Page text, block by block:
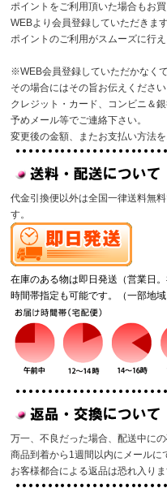
ポイントをご利用頂いた場合もお
WEBより会員登録していただきま
ポイントのご利用がスムーズに行
※WEB会員登録していただかなく
その場合にはその旨お伝えくださ
クレジット・カード、コンビニ＆
予めメール等でご連絡下さい。
変更後の金額、またお支払い方法
代金引換便以外は全国一律送料無
す。
在庫のある物は即日発送（営業日
時間帯指定も可能です。（一部地
万一、不良だった場合、配送中に
商品到着から1週間以内にメールに
お客様都合による返品は恐れ入り